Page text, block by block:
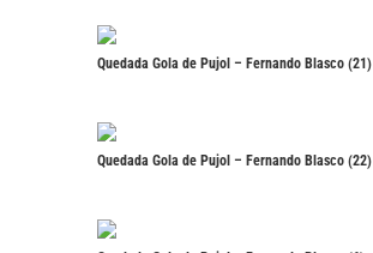
Quedada Gola de Pujol – Fernando Blasco (21)
Quedada Gola de Pujol – Fernando Blasco (22)